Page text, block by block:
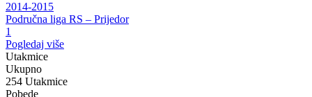
2014-2015
Područna liga RS – Prijedor
1
Pogledaj više
Utakmice
Ukupno
254 Utakmice
Pobede